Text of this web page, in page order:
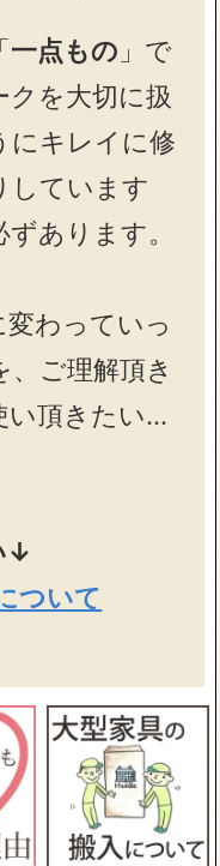
一点もの 」で
を大切に扱
にキレイに修
しています
あります。
わっていっ
ご理解頂き
い頂きたい…
↓
ついて